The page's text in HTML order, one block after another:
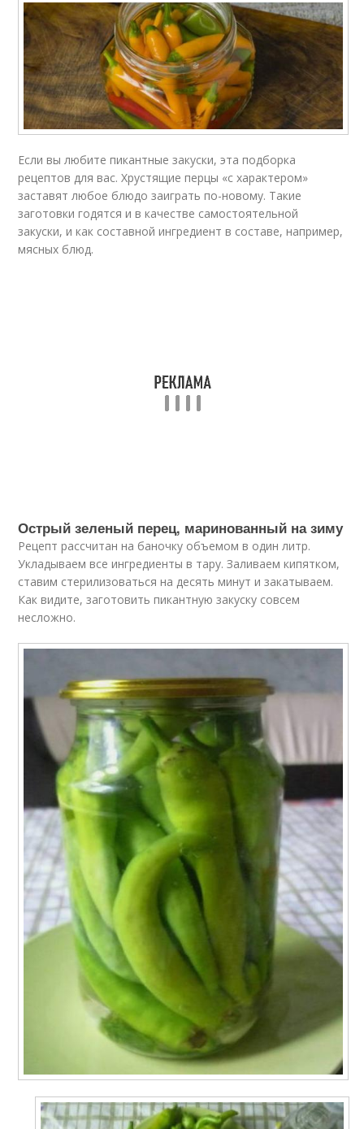
Если вы любите пикантные закуски, эта подборка
рецептов для вас. Хрустящие перцы «с характером»
заставят любое блюдо заиграть по-новому. Такие
заготовки годятся и в качестве самостоятельной
закуски, и как составной ингредиент в составе, например,
мясных блюд.
Острый зеленый перец, маринованный на зиму
Рецепт рассчитан на баночку объемом в один литр.
Укладываем все ингредиенты в тару. Заливаем кипятком,
ставим стерилизоваться на десять минут и закатываем.
Как видите, заготовить пикантную закуску совсем
несложно.